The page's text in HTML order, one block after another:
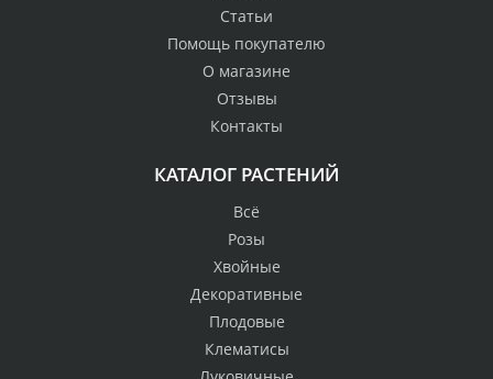
Статьи
Помощь покупателю
О магазине
Отзывы
Контакты
КАТАЛОГ РАСТЕНИЙ
Всё
Розы
Хвойные
Декоративные
Плодовые
Клематисы